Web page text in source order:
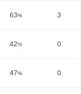
63% 3
42% 0
47% 0